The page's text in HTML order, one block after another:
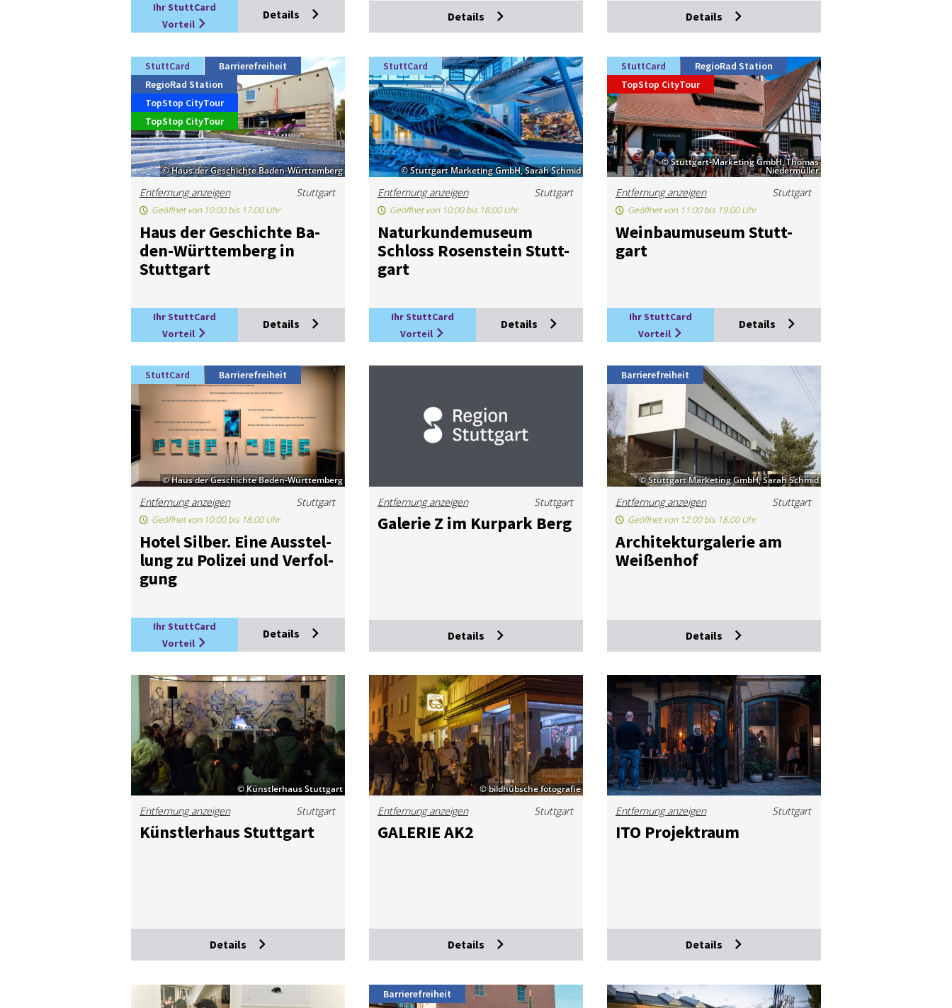
Ihr StuttCard
Vorteil
Details Details Details
© Haus der Geschichte Baden-Württemberg
StuttCard
Barrierefreiheit
RegioRad Station
TopStop CityTour
TopStop CityTour
Entfernung anzeigen Stuttgart
Haus der Ge­schich­te Ba­
den-Würt­tem­berg in
Stutt­gart
Geöffnet von 10:00 bis 17:00 Uhr
Ihr StuttCard
Vorteil
Details
© Stuttgart Marketing GmbH, Sarah Schmid
StuttCard
Entfernung anzeigen Stuttgart
Na­tur­kun­de­mu­se­um
Schloss Ro­sen­stein Stutt­
gart
Geöffnet von 10:00 bis 18:00 Uhr
Ihr StuttCard
Vorteil
Details
© Stuttgart-Marketing GmbH, Thomas
Niedermüller
StuttCard
RegioRad Station
TopStop CityTour
Entfernung anzeigen Stuttgart
Wein­bau­mu­se­um Stutt­
gart
Geöffnet von 11:00 bis 19:00 Uhr
Ihr StuttCard
Vorteil
Details
© Haus der Geschichte Baden-Württemberg
StuttCard Barrierefreiheit
Entfernung anzeigen Stuttgart
Ho­tel Sil­ber. Ei­ne Aus­stel­
lung zu Po­li­zei und Ver­fol­
gung
Geöffnet von 10:00 bis 18:00 Uhr
Ihr StuttCard
Vorteil
Details
Entfernung anzeigen Stuttgart
Ga­le­rie Z im Kur­park Berg
Details
© Stuttgart Marketing GmbH, Sarah Schmid
Barrierefreiheit
Entfernung anzeigen Stuttgart
Ar­chi­tek­tur­ga­le­rie am
Wei­ßen­hof
Geöffnet von 12:00 bis 18:00 Uhr
Details
© Künstlerhaus Stuttgart
Entfernung anzeigen Stuttgart
Künst­ler­haus Stutt­gart
Details
© bildhübsche fotografie
Entfernung anzeigen Stuttgart
GA­LE­RIE AK2
Details
Entfernung anzeigen Stuttgart
ITO Pro­jekt­raum
Details
Barrierefreiheit